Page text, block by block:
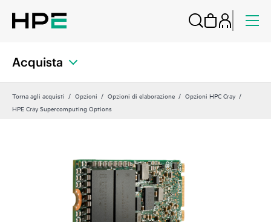
Acquista
Torna agli acquisti Opzioni Opzioni di elaborazione
Opzioni HPC Cray
HPE Cray Supercomputing Options